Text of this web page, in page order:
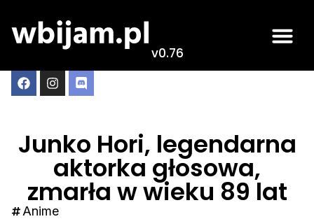
v0.76
Junko Hori, legendarna
aktorka głosowa,
zmarła w wieku 89 lat
Anime